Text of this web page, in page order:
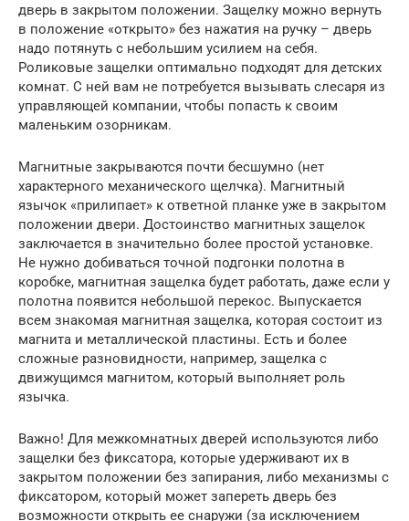
дверь в закрытом положении. Защелку можно вернуть
в положение «открыто» без нажатия на ручку – дверь
надо потянуть с небольшим усилием на себя.
Роликовые защелки оптимально подходят для детских
комнат. С ней вам не потребуется вызывать слесаря из
управляющей компании, чтобы попасть к своим
маленьким озорникам.
Магнитные закрываются почти бесшумно (нет
характерного механического щелчка). Магнитный
язычок «прилипает» к ответной планке уже в закрытом
положении двери. Достоинство магнитных защелок
заключается в значительно более простой установке.
Не нужно добиваться точной подгонки полотна в
коробке, магнитная защелка будет работать, даже если у
полотна появится небольшой перекос. Выпускается
всем знакомая магнитная защелка, которая состоит из
магнита и металлической пластины. Есть и более
сложные разновидности, например, защелка с
движущимся магнитом, который выполняет роль
язычка.
Важно! Для межкомнатных дверей используются либо
защелки без фиксатора, которые удерживают их в
закрытом положении без запирания, либо механизмы с
фиксатором, который может запереть дверь без
возможности открыть ее снаружи (за исключением